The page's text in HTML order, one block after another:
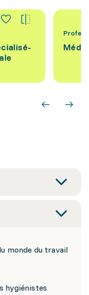
monde du travail
hygiénistes